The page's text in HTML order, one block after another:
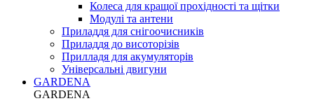
Колеса для кращої прохідності та щітки
Модулі та антени
Приладдя для снігоочисників
Приладдя до висоторізів
Прилладя для акумуляторів
Універсальні двигуни
GARDENA
GARDENA